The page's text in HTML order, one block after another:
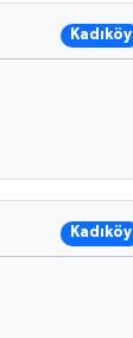
Kadıköy
Kadıköy